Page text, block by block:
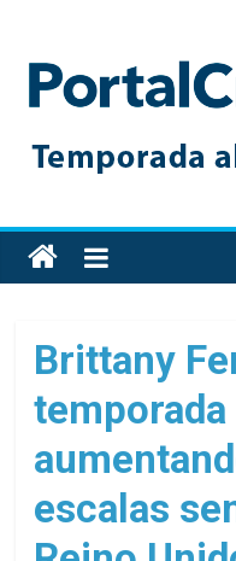
content
Toda
la
de
cruceros
en
solo
Brittany
escalas